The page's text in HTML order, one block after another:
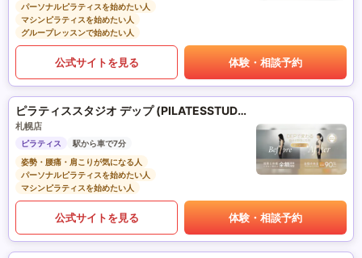
パーソナルピラティスを始めたい人
マシンピラティスを始めたい人
グループレッスンで始めたい人
公式サイトを見る 体験・相談予約
ピラティススタジオ デップ (PILATESSTUDIO DEP)
札幌店
ピラティス
駅から車で7分
姿勢・腰痛・肩こりが気になる人
パーソナルピラティスを始めたい人
マシンピラティスを始めたい人
公式サイトを見る 体験・相談予約